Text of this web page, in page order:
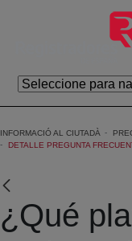
Salta al contingut
INFORMACIÓ AL CIUTADÀ
DETALLE PREGUNTA
¿Qué